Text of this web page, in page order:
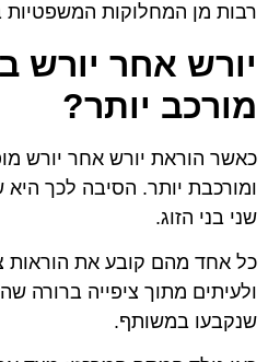
רבות מן המחלוקות
יורש אחר יורש
מורכב יותר?
כאשר הוראת יורש אחר יורש
ומורכבת יותר. הסיבה לכך
שני בני הזוג.
כל אחד מהם קובע את הוראות
ולעיתים מתוך ציפייה ברורה
שנקבעו במשותף.